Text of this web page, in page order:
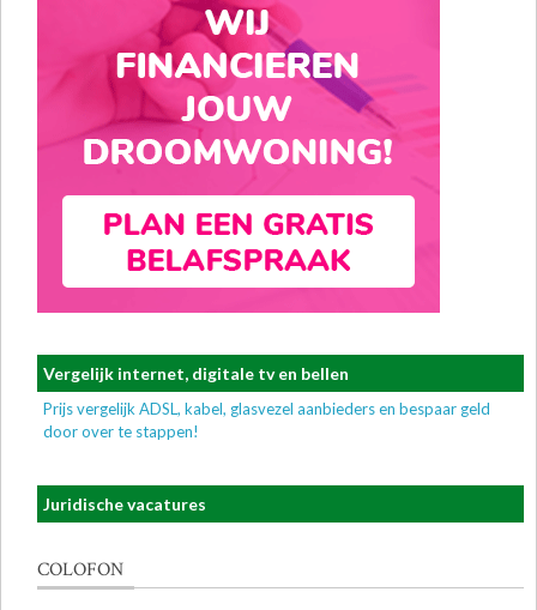
Vergelijk internet, digitale tv en bellen
Prijs vergelijk ADSL, kabel, glasvezel aanbieders en bespaar geld
door over te stappen!
Juridische vacatures
COLOFON